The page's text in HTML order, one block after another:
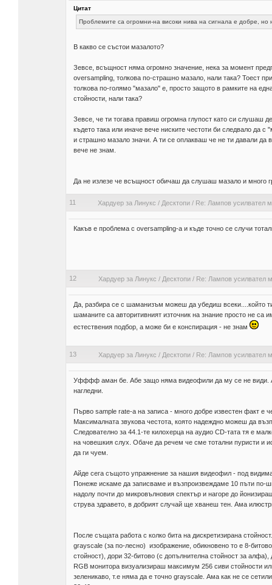
Цитат
Проблемите са огромни-на високи нива на сигнала е добре,
В какво се състои мазалото?
Зевсе, всъщност няма огромно значение, нека за момент
oversampling, толкова по-страшно мазало, нали така? Тоест
толкова по-голямо "мазало" е, просто защото в рамките на
стойности, нали така?
Зевсе, че ти тогава правиш огромна глупост като си слушаш
където така или иначе вече ниските честоти би следвало да
и страшно мазало значи. А ти се оплакваш че не ти давали да
вече не знам.
Да не излезе че всъщност обичаш да слушаш мазало и много
11 Хардуер за Линукс / Десктопи/ Re: Лампов усилвател
Какъв е проблема с oversampling-а и къде точно се случи
12 Хардуер за Линукс / Десктопи/ Re: Лампов усилвател
Да, разбира се с шаманизъм можеш да убедиш всеки....който
шаманите са авторитивният източник на знание просто не са
естествения подбор, а може би е конспирация - не знам
13 Хардуер за Линукс / Десктопи/ Re: Лампов усилвател
Уфффф аман бе. Абе защо няма видеофили да му се не види.
нагледни.
Първо sample rate-а на записа - много добре известен факт е
Максималната звукова честота, която надеждно можеш да
Следователно за 44.1-те килохерца на аудио CD-тата тя е
на човешкия слух. Обаче да речем че сме тотални пуристи и
да ги чуем.
Айде сега същото упражнение за нашия видеофил - под
Понеже искаме да записваме и възпроизвеждаме 10 пъти по-
надолу почти до микровълновия спектър и нагоре до
струва здравето, в добрият случай ще хванеш тен. Ама
После същата работа с колко бита на дискретизирана
grayscale (за по-лесно) изображение, обикновено то е 8-
стойност), дори 32-битово (с допълнителна стойност за
RGB монитора визуализираш максимум 256 сиви стойности
зеленикаво, т.е няма да е точно grayscale. Ама как не се